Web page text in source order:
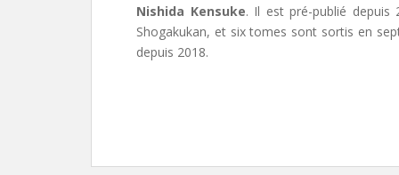
Nishida Kensuke. Il est pré-publié depuis
Shogakukan, et six tomes sont sortis en
depuis 2018.